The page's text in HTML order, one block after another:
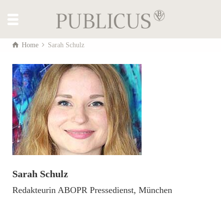
Home Sarah Schulz
Sarah Schulz
Redakteurin ABOPR Pressedienst, München